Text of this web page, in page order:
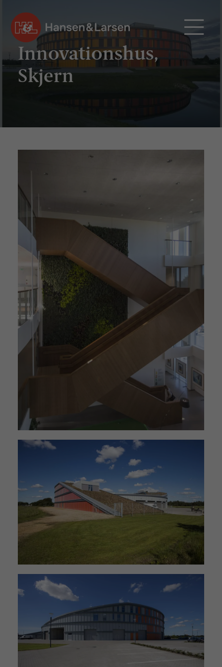

Innovationshus,
Skjern